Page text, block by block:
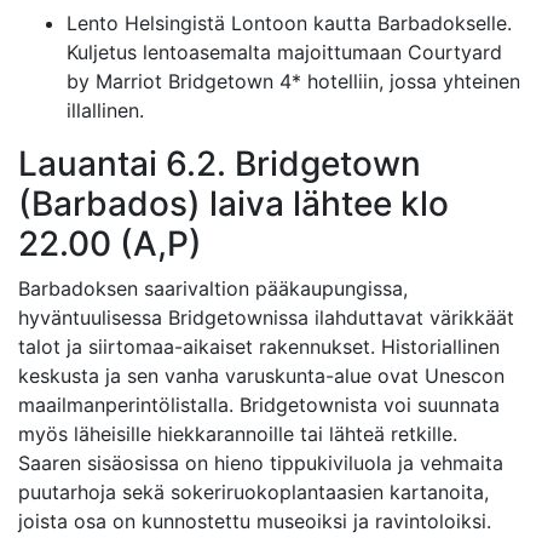
Lento Helsingistä Lontoon kautta Barbadokselle.
Kuljetus lentoasemalta majoittumaan Courtyard
by Marriot Bridgetown 4* hotelliin, jossa yhteinen
illallinen.
Lauantai 6.2. Bridgetown
(Barbados) laiva lähtee klo
22.00 (A,P)
Barbadoksen saarivaltion pääkaupungissa,
hyväntuulisessa Bridgetownissa ilahduttavat värikkäät
talot ja siirtomaa-aikaiset rakennukset. Historiallinen
keskusta ja sen vanha varuskunta-alue ovat Unescon
maailmanperintölistalla. Bridgetownista voi suunnata
myös läheisille hiekkarannoille tai lähteä retkille.
Saaren sisäosissa on hieno tippukiviluola ja vehmaita
puutarhoja sekä sokeriruokoplantaasien kartanoita,
joista osa on kunnostettu museoiksi ja ravintoloiksi.